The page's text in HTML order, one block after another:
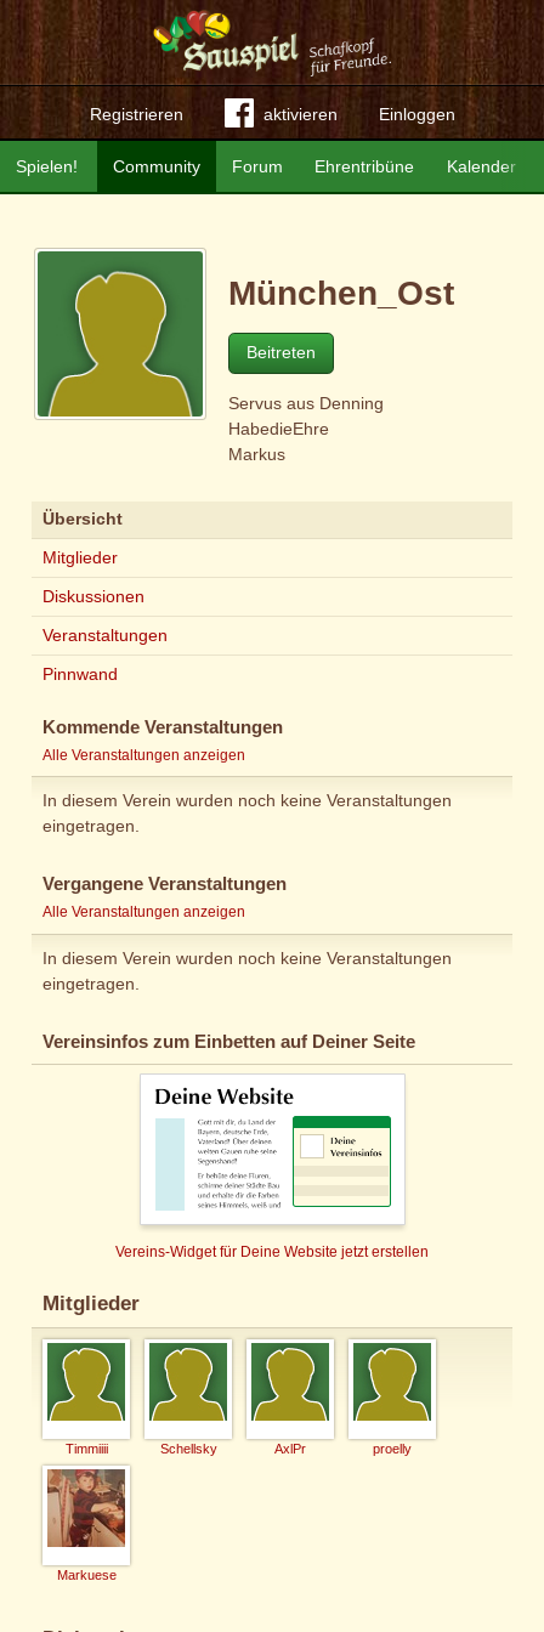
Registrieren aktivieren Einloggen
Community Forum Ehrentribüne Kalender
Spielen!
München_Ost
Beitreten
Servus aus Denning
HabedieEhre
Markus
Übersicht
Mitglieder
Diskussionen
Veranstaltungen
Pinnwand
Kommende Veranstaltungen
Alle Veranstaltungen anzeigen
In diesem Verein wurden noch keine Veranstaltungen
eingetragen.
Vergangene Veranstaltungen
Alle Veranstaltungen anzeigen
In diesem Verein wurden noch keine Veranstaltungen
eingetragen.
Vereinsinfos zum Einbetten auf Deiner Seite
Vereins-Widget für Deine Website jetzt erstellen
Mitglieder
Timmiiii Schellsky AxlPr proelly
Markuese